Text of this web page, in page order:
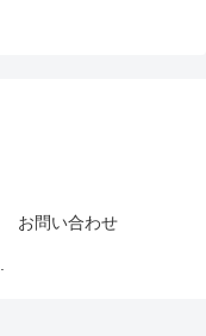
お問い合わせ